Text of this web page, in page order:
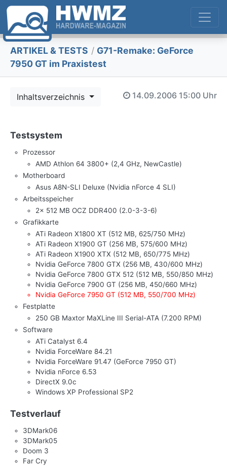
ARTIKEL & TESTS / G71-Remake: GeForce
7950 GT im Praxistest
Inhaltsverzeichnis 14.09.2006 15:00 Uhr
Testsystem
Prozessor
AMD Athlon 64 3800+ (2,4 GHz, NewCastle)
Motherboard
Asus A8N-SLI Deluxe (Nvidia nForce 4 SLI)
Arbeitsspeicher
2x 512 MB OCZ DDR400 (2.0-3-3-6)
Grafikkarte
ATi Radeon X1800 XT (512 MB, 625/750 MHz)
ATi Radeon X1900 GT (256 MB, 575/600 MHz)
ATi Radeon X1900 XTX (512 MB, 650/775 MHz)
Nvidia GeForce 7800 GTX (256 MB, 430/600 MHz)
Nvidia GeForce 7800 GTX 512 (512 MB, 550/850 MHz)
Nvidia GeForce 7900 GT (256 MB, 450/660 MHz)
Nvidia GeForce 7950 GT (512 MB, 550/700 MHz)
Festplatte
250 GB Maxtor MaXLine III Serial-ATA (7.200 RPM)
Software
ATi Catalyst 6.4
Nvidia ForceWare 84.21
Nvidia ForceWare 91.47 (GeForce 7950 GT)
Nvidia nForce 6.53
DirectX 9.0c
Windows XP Professional SP2
Testverlauf
3DMark06
3DMark05
Doom 3
Far Cry